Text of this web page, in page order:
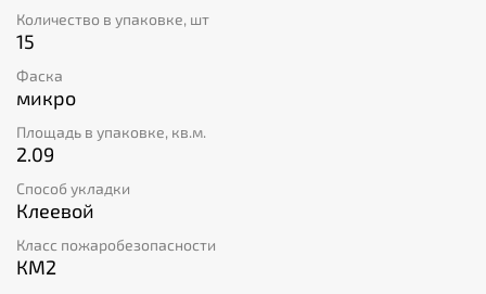
Количество в упаковке, шт
15
Фаска
микро
Площадь в упаковке, кв.м.
2.09
Способ укладки
Клеевой
Класс пожаробезопасности
КМ2